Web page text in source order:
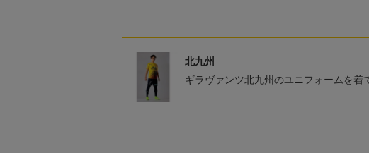
北九州
ギラヴァンツ北九州のユニフォームを着